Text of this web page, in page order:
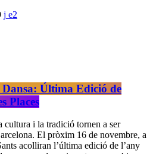
2
Última Edició de
Places
cultura i la tradició tornen a ser
El pròxim 16 de novembre, a
acolliran l’última edició de l’any